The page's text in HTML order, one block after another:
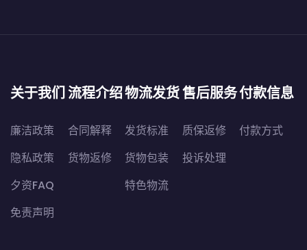
关于我们
廉洁政策
隐私政策
夕资FAQ
免责声明
流程介绍
合同解释
货物返修
物流发货
发货标准
货物包装
特色物流
售后服务
质保返修
投诉处理
付款信息
付款方式